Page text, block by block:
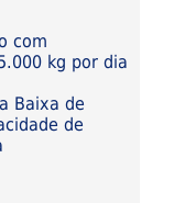
com
kg por dia
Baixa de
de